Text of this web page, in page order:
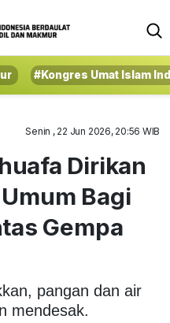
#Kongres Umat Islam
Senin , 22 Jun 2026, 20:56 WIB
Dirikan
Bagi
Gempa
pangan dan air
mendesak.